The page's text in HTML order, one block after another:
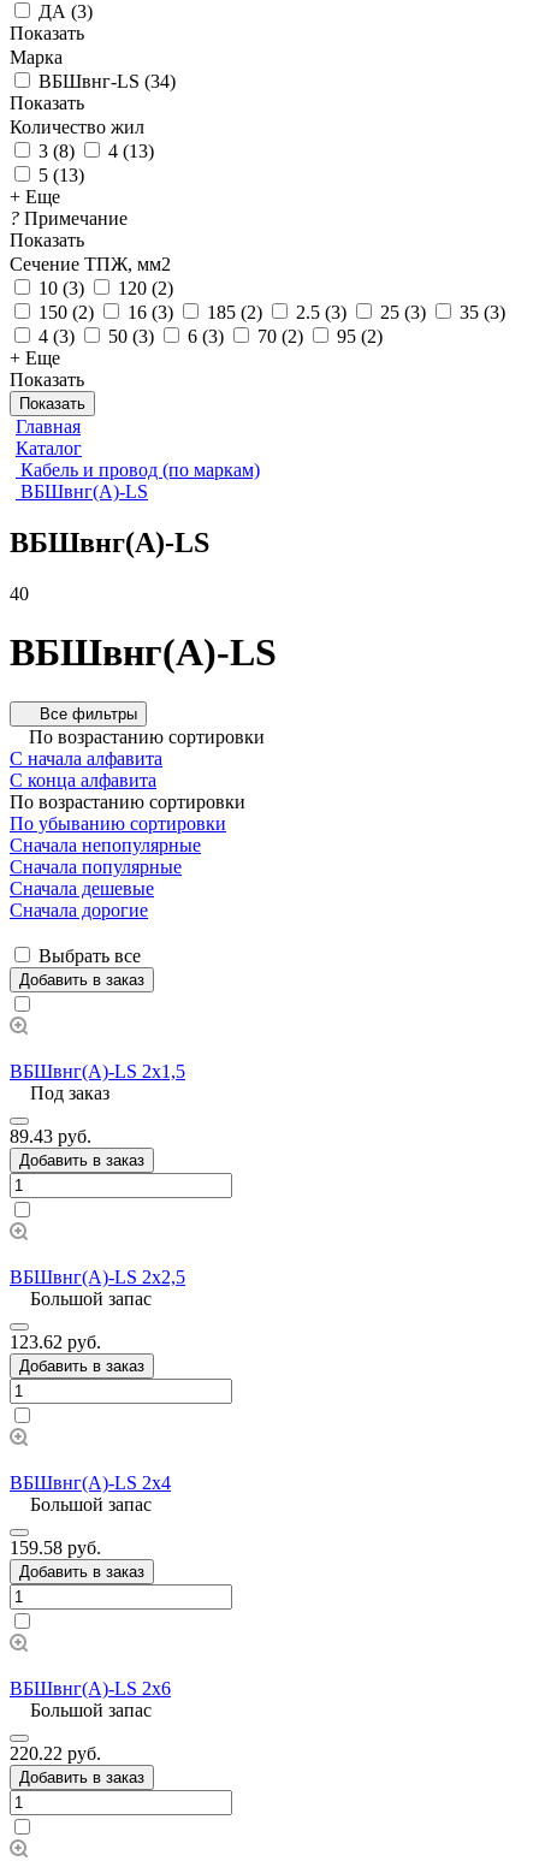
ДА (3)
Показать
Марка
ВБШвнг-LS (34)
Показать
Количество жил
3 (8) 4 (13)
5 (13)
+ Еще
? Примечание
Показать
Сечение ТПЖ, мм2
10 (3) 120 (2)
150 (2) 16 (3) 185 (2) 2.5 (3) 25 (3) 35 (3)
4 (3) 50 (3) 6 (3) 70 (2) 95 (2)
+ Еще
Показать
Показать
Главная
Каталог
Кабель и провод (по маркам)
ВБШвнг(А)-LS
ВБШвнг(А)-LS
40
ВБШвнг(А)-LS
Все фильтры
По возрастанию сортировки
С начала алфавита
С конца алфавита
По возрастанию сортировки
По убыванию сортировки
Сначала непопулярные
Сначала популярные
Сначала дешевые
Сначала дорогие
Выбрать все
Добавить в заказ
ВБШвнг(А)-LS 2х1,5
Под заказ
89.43 руб.
Добавить в заказ
ВБШвнг(А)-LS 2х2,5
Большой запас
123.62 руб.
Добавить в заказ
ВБШвнг(А)-LS 2х4
Большой запас
159.58 руб.
Добавить в заказ
ВБШвнг(А)-LS 2х6
Большой запас
220.22 руб.
Добавить в заказ